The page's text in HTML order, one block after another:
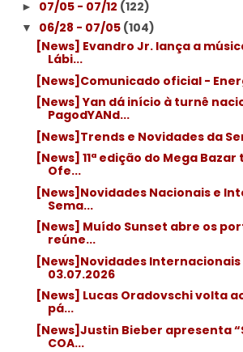
► 07/05 - 07/12 (122)
▼ 06/28 - 07/05 (104)
[News] Evandro Jr. lança a
Lábi...
[News]Comunicado oficial -
[News] Yan dá início à turnê
PagodYANd...
[News]Trends e Novidades da
[News] 11ª edição do Mega
Ofe...
[News]Novidades Nacionais e
Sema...
[News] Muído Sunset abre os
reúne...
[News]Novidades Internacionais
03.07.2026
[News] Lucas Oradovschi volta
pá...
[News]Justin Bieber apresenta
COA...